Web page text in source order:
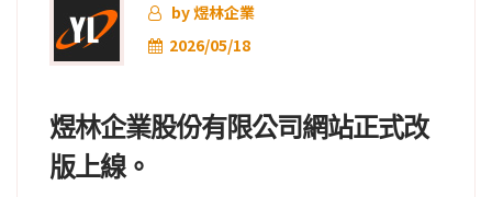
by 煜林企業
2026/05/18
煜林企業股份有限公司網站正式改
版上線。